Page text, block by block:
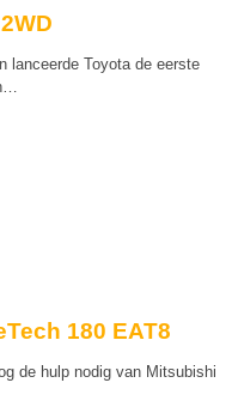
lanceerde Toyota de eerste
180 EAT8
de hulp nodig van Mitsubishi